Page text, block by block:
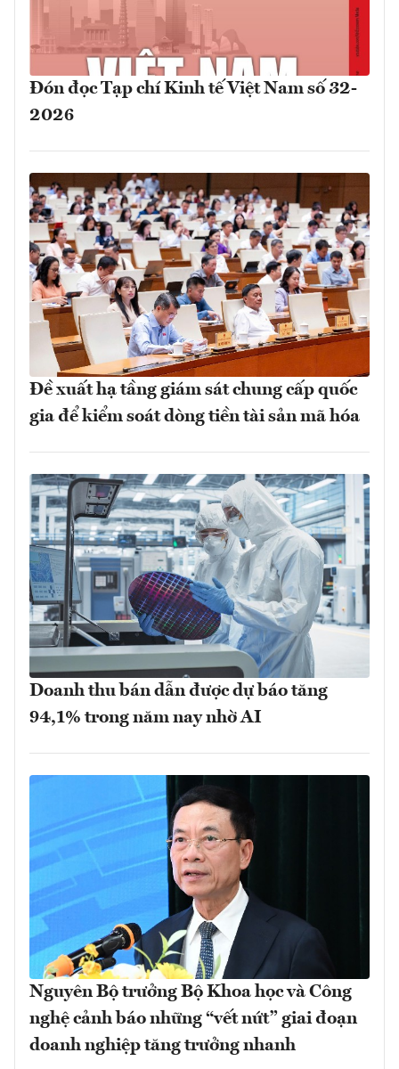
Đón đọc Tạp chí Kinh tế Việt Nam số 32-
2026
Đề xuất hạ tầng giám sát chung cấp quốc
gia để kiểm soát dòng tiền tài sản mã hóa
Doanh thu bán dẫn được dự báo tăng
94,1% trong năm nay nhờ AI
Nguyên Bộ trưởng Bộ Khoa học và Công
nghệ cảnh báo những “vết nứt” giai đoạn
doanh nghiệp tăng trưởng nhanh